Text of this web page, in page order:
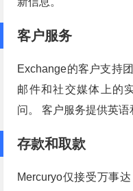
客户服务
Exchange的客户支持
邮件和社交媒体上的
问。 客户服务提供英语
存款和取款
Mercuryo仅接受万事